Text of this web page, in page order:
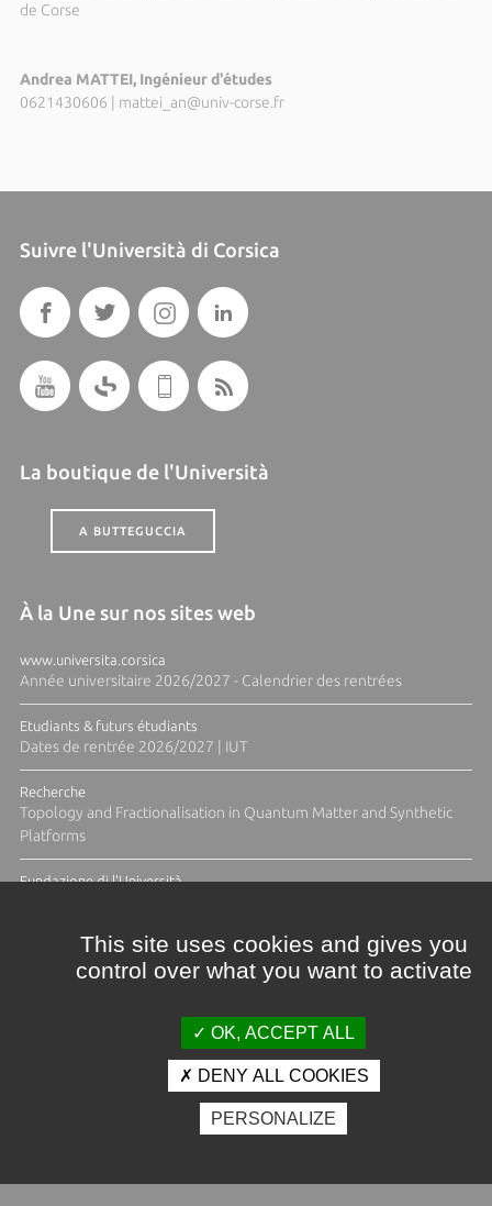
de Corse
Andrea MATTEI, Ingénieur d'études
0621430606
mattei_an@univ-corse.fr
Suivre l'Università di Corsica
La boutique de l'Università
A BUTTEGUCCIA
À la Une sur nos sites web
www.universita.corsica
Année universitaire 2026/2027 - Calendrier des rentrées
Etudiants & futurs étudiants
Dates de rentrée 2026/2027 | IUT
Recherche
Topology and Fractionalisation in Quantum Matter and Synthetic
Platforms
Fundazione di l'Università
Crédits et mentions légales
Espace presse
Photothèque
This site uses cookies and gives you
control over what you want to activate
OK, ACCEPT ALL
DENY ALL COOKIES
PERSONALIZE